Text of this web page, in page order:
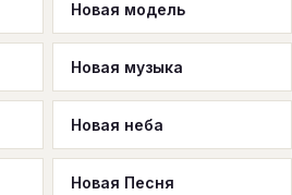
Новая модель
Новая музыка
Новая неба
Новая Песня